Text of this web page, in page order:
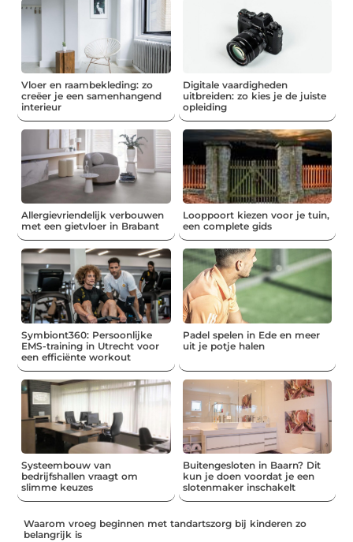
Vloer en raambekleding: zo
creëer je een samenhangend
interieur
Digitale vaardigheden
uitbreiden: zo kies je de juiste
opleiding
Allergievriendelijk verbouwen
met een gietvloer in Brabant
Looppoort kiezen voor je tuin,
een complete gids
Symbiont360: Persoonlijke
EMS-training in Utrecht voor
een efficiënte workout
Padel spelen in Ede en meer
uit je potje halen
Systeembouw van
bedrijfshallen vraagt om
slimme keuzes
Buitengesloten in Baarn? Dit
kun je doen voordat je een
slotenmaker inschakelt
Waarom vroeg beginnen met tandartszorg bij kinderen zo
belangrijk is